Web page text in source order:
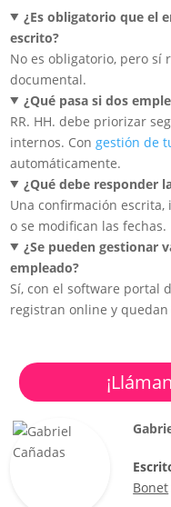
¿Es obligatorio que el
escrito?
No es obligatorio, pero sí
documental.
¿Qué pasa si dos
RR. HH. debe priorizar
internos. Con gestión de
automáticamente.
¿Qué debe responder
Una confirmación
o se modifican las fechas.
¿Se pueden gestionar
empleado?
Sí, con el software portal
registran online y quedan
Bonet